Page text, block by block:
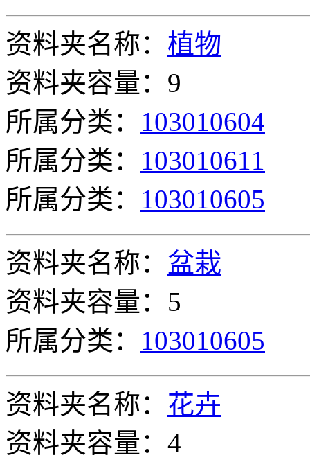
资料夹名称： 植物
资料夹容量：9
所属分类： 103010604
所属分类： 103010611
所属分类： 103010605
资料夹名称： 盆栽
资料夹容量：5
所属分类： 103010605
资料夹名称： 花卉
资料夹容量：4